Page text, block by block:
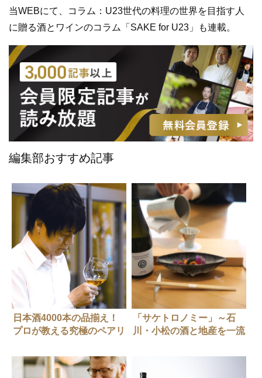
当WEBにて、コラム：U23世代の料理の世界を目指す人
に贈る酒とワインのコラム「SAKE for U23」も連載。
編集部おすすめ記事
日本酒4000本の品揃え！
プロが教える究極のペアリ
「サケトロノミー」～石
川・小松の酒と地産を一流